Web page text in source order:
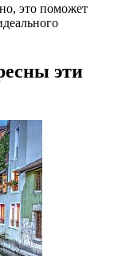
это поможет
эти